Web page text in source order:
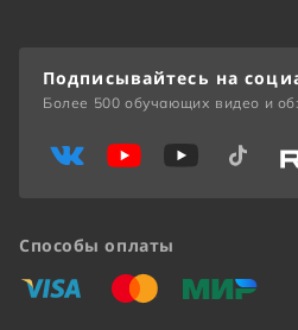
Способы оплаты
«Виза» «Мастеркард»
«Мир»
Подписывайтесь на
Более 500 обучающих видео и